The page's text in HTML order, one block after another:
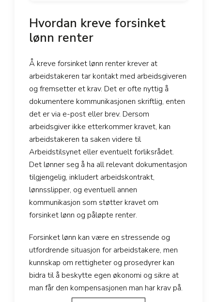
Hvordan kreve forsinket
lønn renter
Å kreve forsinket lønn renter krever at
arbeidstakeren tar kontakt med arbeidsgiveren
og fremsetter et krav. Det er ofte nyttig å
dokumentere kommunikasjonen skriftlig, enten
det er via e-post eller brev. Dersom
arbeidsgiver ikke etterkommer kravet, kan
arbeidstakeren ta saken videre til
Arbeidstilsynet eller eventuelt forliksrådet.
Det lønner seg å ha all relevant dokumentasjon
tilgjengelig, inkludert arbeidskontrakt,
lønnsslipper, og eventuell annen
kommunikasjon som støtter kravet om
forsinket lønn og påløpte renter.
Forsinket lønn kan være en stressende og
utfordrende situasjon for arbeidstakere, men
kunnskap om rettigheter og prosedyrer kan
bidra til å beskytte egen økonomi og sikre at
man får den kompensasjonen man har krav på.